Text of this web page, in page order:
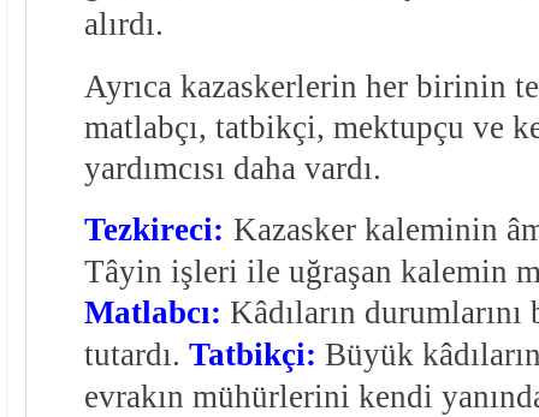
alırdı.
Ayrıca kazaskerlerin her birinin
matlabçı, tatbikçi, mektupçu ve
yardımcısı daha vardı.
Tezkireci: Kazasker kaleminin
Tâyin işleri ile uğraşan kalemin
Matlabcı: Kâdıların
tutardı. Tatbikçi: Büyük
evrakın mühürlerini kendi